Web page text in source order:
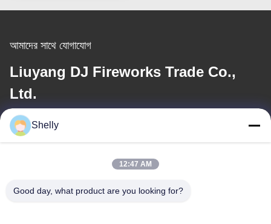
আমাদের সাথে যোগাযোগ
Liuyang DJ Fireworks Trade Co.,
Ltd.
ই-মেইল
আমাদের ঠিকানা
Shelly
12:47 AM
Good day, what product are you looking for?